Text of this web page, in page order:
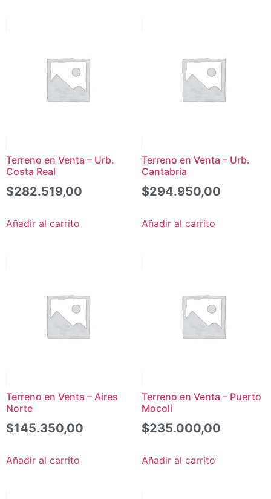
Terreno en Venta – Urb.
Costa Real
$282.519,00
Añadir al carrito
Terreno en Venta – Urb.
Cantabria
$294.950,00
Añadir al carrito
Terreno en Venta – Aires
Norte
$145.350,00
Añadir al carrito
Terreno en Venta – Puerto
Mocolí
$235.000,00
Añadir al carrito